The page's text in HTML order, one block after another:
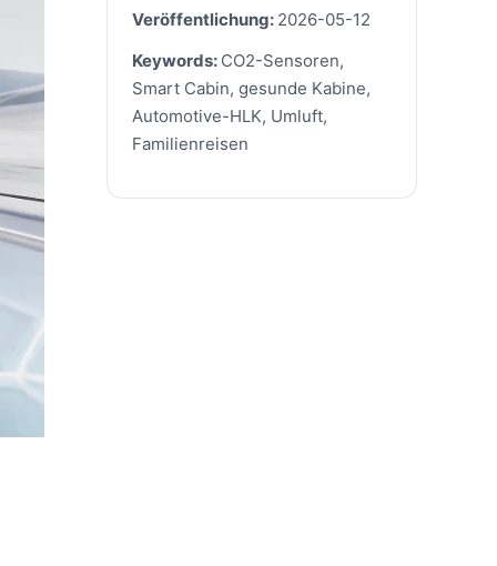
Veröffentlichung: 2026-05-12
Keywords: CO2-Sensoren,
Smart Cabin, gesunde Kabine,
Automotive-HLK, Umluft,
Familienreisen